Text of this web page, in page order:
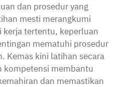
dan prosedur yang
mesti merangkumi
tertentu, keperluan
mematuhi prosedur
Kemas kini latihan secara
kompetensi membantu
dan memastikan